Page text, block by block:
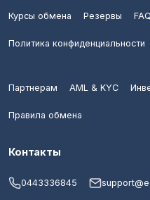
Курсы обмена Резервы FAQ
Политика конфиденциальности
Партнерам AML & KYC
Правила обмена
Контакты
0443336845